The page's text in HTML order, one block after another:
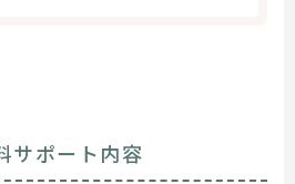
サポート内容